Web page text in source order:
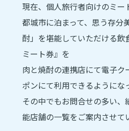
現在、個人旅行者向けのミー
都城市に泊まって、思う存分
酎」を堪能していただける飲
ミート券』を
肉と焼酎の連携店にて電子ク
ポンにて利用できるようにな
その中でもお問合せの多い、
能店舗の一覧をご案内させて